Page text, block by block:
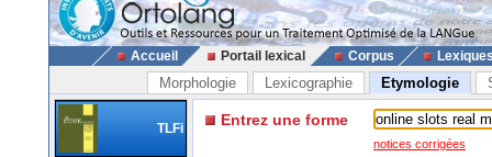
Accueil Portail lexical Corpus
Morphologie Lexicographie Etymologie
TLFi Entrez une forme
notices corrigées